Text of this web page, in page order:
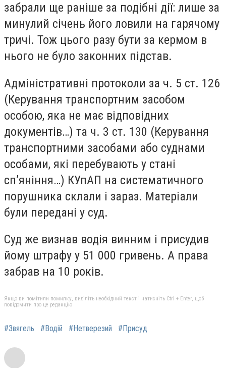
забрали ще раніше за подібні дії: лише за
минулий січень його ловили на гарячому
тричі. Тож цього разу бути за кермом в
нього не було законних підстав.
Адміністративні протоколи за ч. 5 ст. 126
(Керування транспортним засобом
особою, яка не має відповідних
документів…) та ч. 3 ст. 130 (Керування
транспортними засобами або суднами
особами, які перебувають у стані
сп’яніння…) КУпАП на систематичного
порушника склали і зараз. Матеріали
були передані у суд.
Суд же визнав водія винним і присудив
йому штрафу у 51 000 гривень. А права
забрав на 10 років.
Якщо ви помітили помилку, виділіть необхідний текст і натисніть Ctrl + Enter, щоб
повідомити про це редакцію
#Звягель #Водій #Нетверезий #Присуд